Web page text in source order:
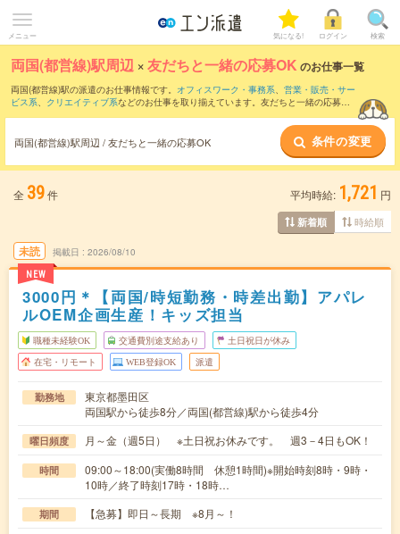
メニュー 気になる! ログイン 検索
両国(都営線)駅周辺 ×友だちと一緒の応募OK のお仕事一覧
両国(都営線)駅の派遣のお仕事情報です。 オフィスワーク・事務系、 営業・販売・サー
ビス系、 クリエイティブ系などのお仕事を取り揃えています。友だちと一緒の応募OK
両国(都営線)駅周辺 / 友だちと一緒の応募OK 条件の変更
全 39件 平均時給: 1,721 円
新着順 時給順
未読
NEW
掲載日 2026/08/10
3000円＊【両国/時短勤務・時差出勤】アパレ
ルOEM企画生産！キッズ担当
職種未経験OK 交通費別途支給あり 土日祝日が休み
在宅・リモート WEB登録OK 派遣
勤務地
東京都墨田区
両国駅から徒歩8分／両国(都営線)駅から徒歩4分
曜日頻度 月～金（週5日） ※土日祝お休みです。 週3－4日もOK！
時間
09:00～18:00(実働8時間 休憩1時間)※開始時刻8時・9時・
10時／終了時刻17時・18時…
期間 【急募】即日～長期 ※8月～！